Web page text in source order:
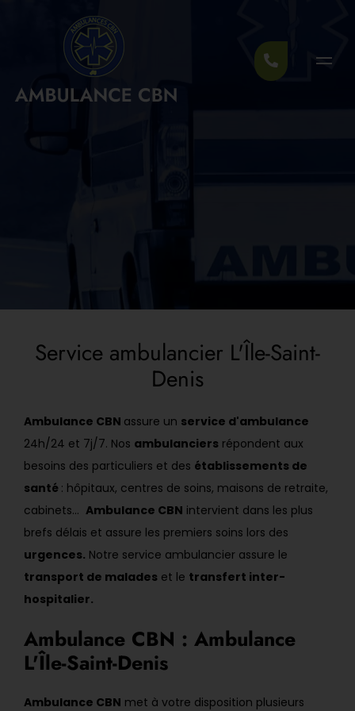
Service ambulancier L'Île-Saint-
Denis
Ambulance CBN assure un service d'ambulance
24h/24 et 7j/7. Nos ambulanciers répondent aux
besoins des particuliers et des établissements de
santé : hôpitaux, centres de soins, maisons de retraite,
cabinets... Ambulance CBN intervient dans les plus
brefs délais et assure les premiers soins lors des
urgences. Notre service ambulancier assure le
transport de malades et le transfert inter-
hospitalier.
Ambulance CBN : Ambulance
L'Île-Saint-Denis
Ambulance CBN met à votre disposition plusieurs